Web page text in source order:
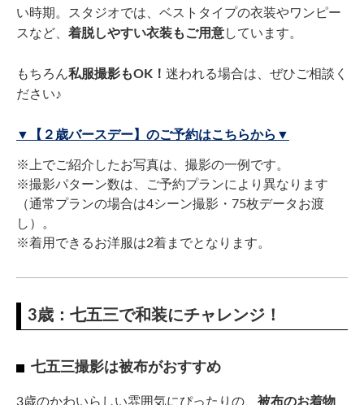
い時期。スタジオでは、ベストタイプの衣装やワンピー
スなど、 着脱しやすい衣装もご用意しています。
もちろん私服撮影もOK！ 迷われる場合は、ぜひご相談く
ださい♪
▼【２歳バースデー】のご予約はこちらから▼
※上でご紹介したお写真は、撮影の一例です。
※撮影パターン数は、ご予約プランにより異なります
（通常プランの場合は4シーン撮影・75枚データお渡
し）。
※着用できるお洋服は2着までとなります。
3歳：七五三で和装にチャレンジ！
七五三撮影は被布がおすすめ
3歳のかわいらしい雰囲気にぴったりの、 被布のお着物